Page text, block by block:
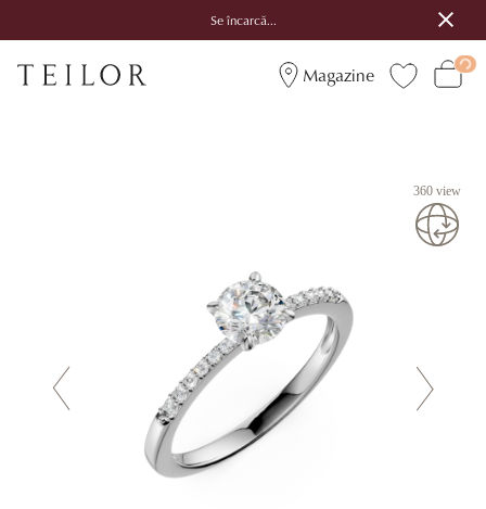
Se încarcă...
Magazine
360 view